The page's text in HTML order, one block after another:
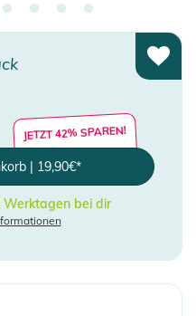
JETZT 42% SPAREN!
| 19,90€*
bei dir